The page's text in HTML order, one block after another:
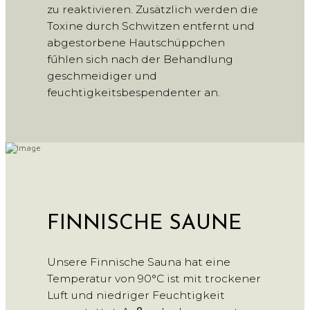
zu reaktivieren. Zusätzlich werden die
Toxine durch Schwitzen entfernt und
abgestorbene Hautschüppchen
fűhlen sich nach der Behandlung
geschmeidiger und
feuchtigkeitsbespendenter an.
FINNISCHE SAUNE
Unsere Finnische Sauna hat eine
Temperatur von 90°C ist mit trockener
Luft und niedriger Feuchtigkeit